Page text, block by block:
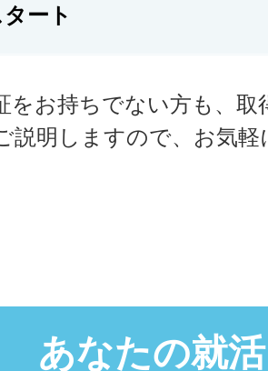
ート
をお持ちでない方も、取
説明しますので、お気
あなたの就活